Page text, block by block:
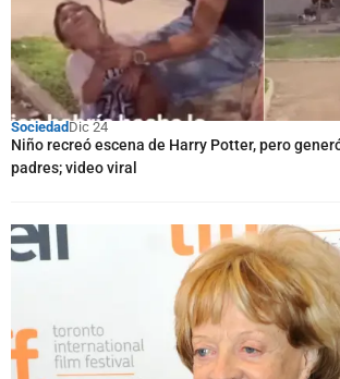
Sociedad Dic 24
Niño recreó escena de Harry Potter, pero
padres; video viral